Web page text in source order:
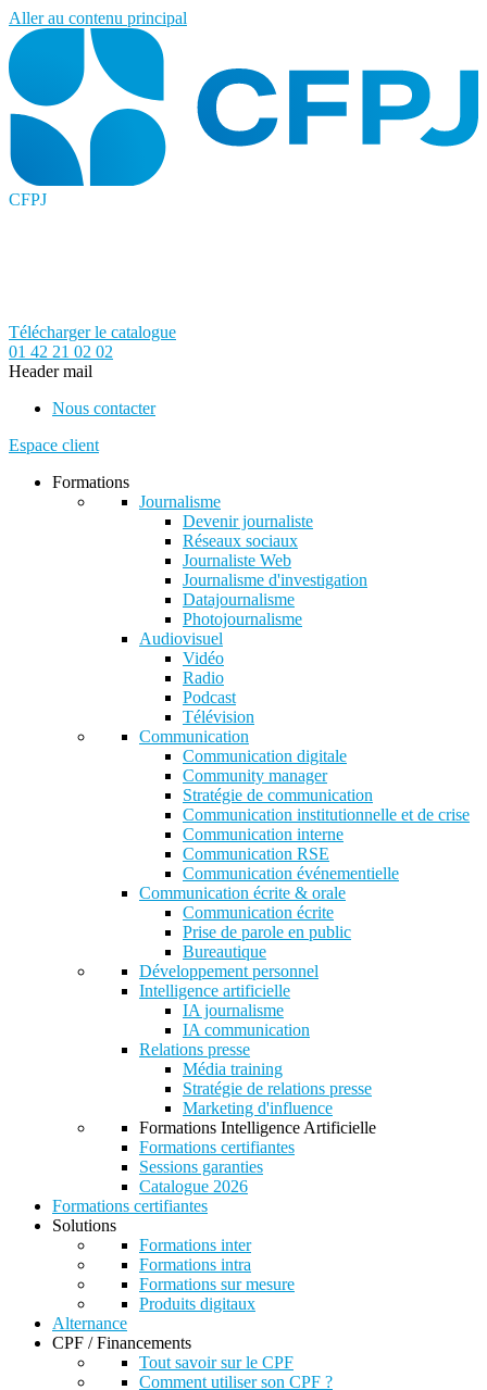
Aller au contenu principal
CFPJ
Télécharger le catalogue
01 42 21 02 02
Header mail
Nous contacter
Espace client
Formations
Journalisme
Devenir journaliste
Réseaux sociaux
Journaliste Web
Journalisme d'investigation
Datajournalisme
Photojournalisme
Audiovisuel
Vidéo
Radio
Podcast
Télévision
Communication
Communication digitale
Community manager
Stratégie de communication
Communication institutionnelle et de crise
Communication interne
Communication RSE
Communication événementielle
Communication écrite & orale
Communication écrite
Prise de parole en public
Bureautique
Développement personnel
Intelligence artificielle
IA journalisme
IA communication
Relations presse
Média training
Stratégie de relations presse
Marketing d'influence
Formations Intelligence Artificielle
Formations certifiantes
Sessions garanties
Catalogue 2026
Formations certifiantes
Solutions
Formations inter
Formations intra
Formations sur mesure
Produits digitaux
Alternance
CPF / Financements
Tout savoir sur le CPF
Comment utiliser son CPF ?